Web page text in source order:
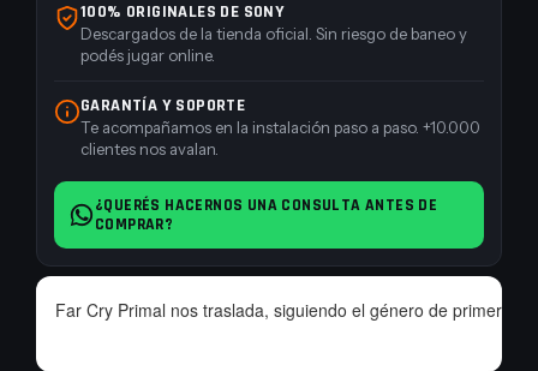
100% ORIGINALES DE SONY
Descargados de la tienda oficial. Sin riesgo de baneo y
podés jugar online.
GARANTÍA Y SOPORTE
Te acompañamos en la instalación paso a paso. +10.000
clientes nos avalan.
¿QUERÉS HACERNOS UNA CONSULTA ANTES DE
COMPRAR?
Far Cry Primal nos traslada, siguiendo el género de primera